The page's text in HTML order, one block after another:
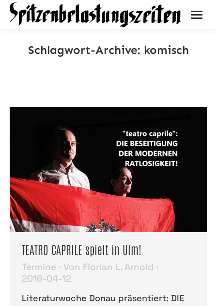
Schlagwort-Archive: komisch
TEATRO CAPRILE spielt in Ulm!
Termine Von Florian L. Arnold
2016-04-12
Literaturwoche Donau präsentiert: DIE